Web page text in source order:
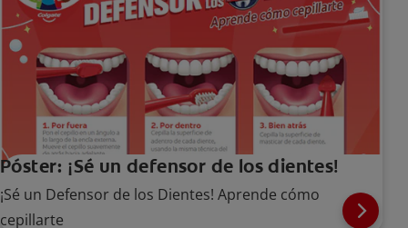
Póster: ¡Sé un defensor de los dientes!
¡Sé un Defensor de los Dientes! Aprende cómo
cepillarte